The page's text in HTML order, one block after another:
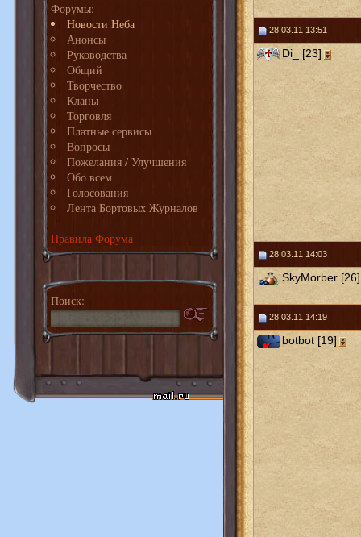
Форумы:
Новости Неба
Анонсы
Руководства
Общий
Творчество
Кланы
Торговля
Платные сервисы
Вопросы
Пожелания / Улучшения
Обо всем
Голосования
Лента Бортовых Журналов
Правила Форума
Поиск:
28.03.11 13:51
Di_ [23]
28.03.11 14:03
SkyMorber [26]
28.03.11 14:19
botbot [19]